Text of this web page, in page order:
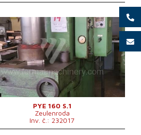
ne
0
tvářecí síla lisu
160 t
pracovní plochy
900x630 mm
beranu
750x450 mm
hlavního
15 kW
d x š x v
2200x1250x3280
mm
6838 kg
ne
PYE 160 S.1
Zeulenroda
Inv. č.: 232017